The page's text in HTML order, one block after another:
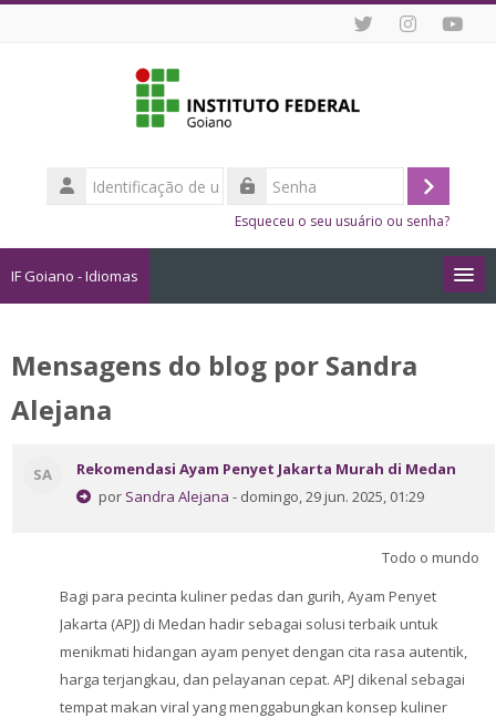
Identificação
de
Acessar
Esqueceu o seu usuário ou senha?
IF Goiano - Idiomas
Como me Inscrever?
Perguntas Frequentes
Buscar
cursos
Mensagens do blog por Sandra
Alejana
SA
Rekomendasi Ayam Penyet Jakarta Murah di Medan
por Sandra Alejana - domingo, 29 jun. 2025, 01:29
Todo o mundo
Bagi para pecinta kuliner pedas dan gurih, Ayam Penyet
Jakarta (APJ) di Medan hadir sebagai solusi terbaik untuk
menikmati hidangan ayam penyet dengan cita rasa autentik,
harga terjangkau, dan pelayanan cepat. APJ dikenal sebagai
tempat makan viral yang menggabungkan konsep kuliner